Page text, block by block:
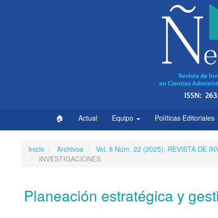
🏠 Actual Equipo Políticas Editoriales
Inicio Archivos
Vol. 8 Núm. 22 (2025): REVISTA DE
INVESTIGACIONES
Planeación estratégica y